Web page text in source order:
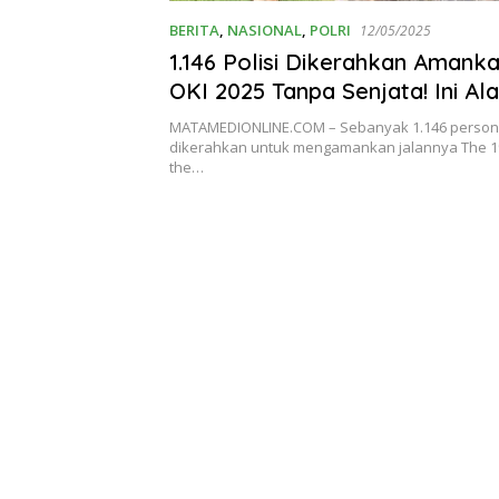
BERITA, NASIONAL, POLRI 12/05/2025
1.146 Polisi Dikerahkan
OKI 2025 Tanpa Senjata! Ini
Mengejutkannya!
MATAMEDIONLINE.COM – Sebanyak 1.146
dikerahkan untuk mengamankan jalannya The
the…